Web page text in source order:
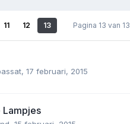
11 12 13 Pagina 13 van 13
, 17 februari, 2015
Lampjes